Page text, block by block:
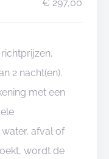
€ 297,00
2 nacht(en).
met een
afval of
wordt de